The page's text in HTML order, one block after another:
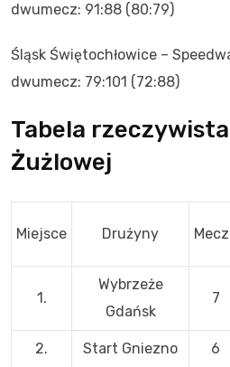
dwumecz: 91:88 (80:79)
Śląsk Świętochłowice –
dwumecz: 79:101 (72:88)
Tabela
Żużlowej
Miejsce Drużyny
1.
Wybrzeże
Gdańsk
7
2. Start Gniezno 6